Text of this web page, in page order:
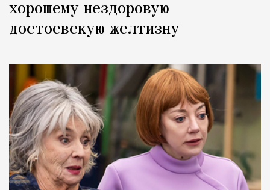
хорошему нездоровую
достоевскую желтизну